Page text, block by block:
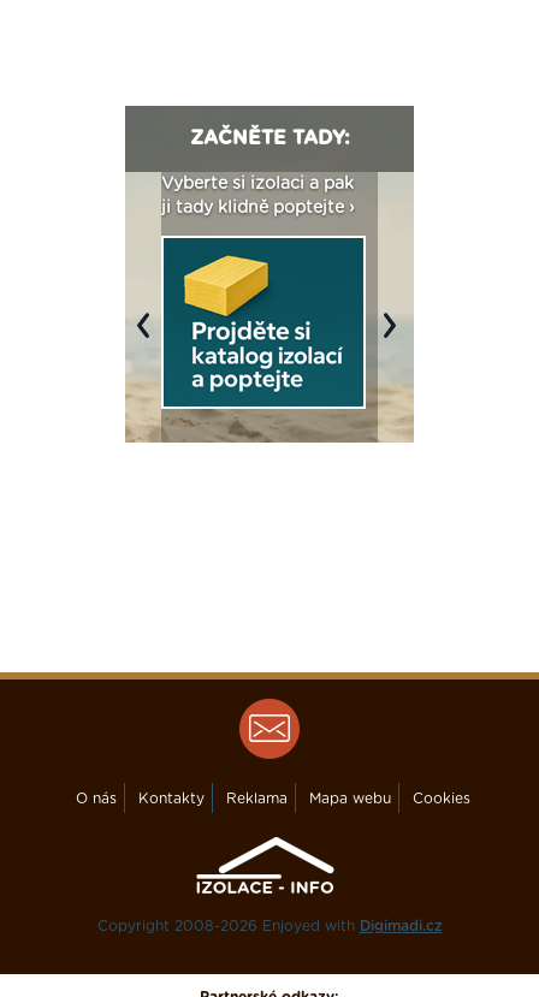
ZAČNĚTE TADY:
Vyberte si izolaci a pak
ji tady klidně poptejte ›
Previous Next
O nás Kontakty Reklama Mapa webu Cookies
Copyright 2008-2026 Enjoyed with Digimadi.cz